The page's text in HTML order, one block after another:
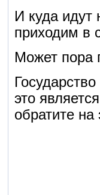
И куда идут
приходим в
Может пора
это
обратите